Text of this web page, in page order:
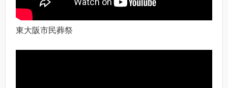
東大阪市民葬祭